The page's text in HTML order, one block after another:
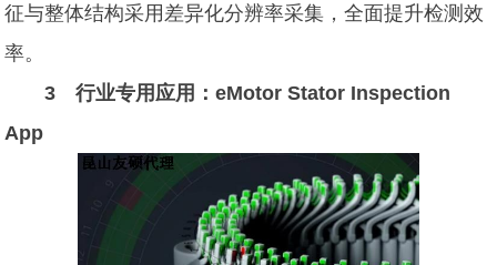
征与整体结构采用差异化分辨率采集，全面提升检测效
率。
3 行业专用应用：eMotor Stator Inspection
App